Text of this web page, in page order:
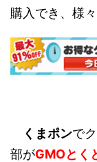
購入でき、様
くまポンで
部がGMOとく